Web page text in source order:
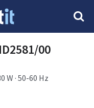
00
W · 50-60 Hz